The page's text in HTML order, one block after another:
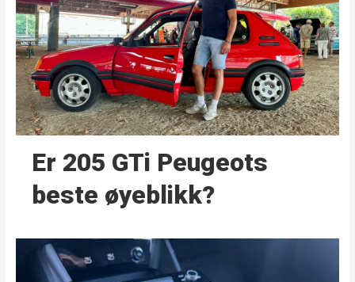
Er 205 GTi Peugeots
beste øyeblikk?